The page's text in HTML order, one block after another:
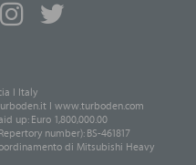
I Italy
I www.turboden.com
up: Euro 1,800,000.00
number): BS-461817
di Mitsubishi Heavy